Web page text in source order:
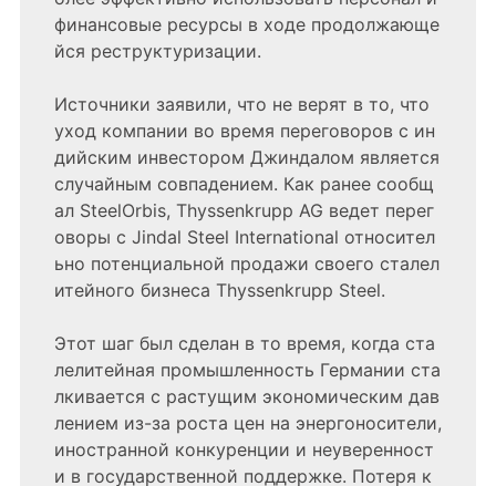
финансовые ресурсы в ходе продолжающе
йся реструктуризации.
Источники заявили, что не верят в то, что
уход компании во время переговоров с ин
дийским инвестором Джиндалом является
случайным совпадением. Как ранее сообщ
ал SteelOrbis, Thyssenkrupp AG ведет перег
оворы с Jindal Steel International относител
ьно потенциальной продажи своего сталел
итейного бизнеса Thyssenkrupp Steel.
Этот шаг был сделан в то время, когда ста
лелитейная промышленность Германии ста
лкивается с растущим экономическим дав
лением из-за роста цен на энергоносители,
иностранной конкуренции и неуверенност
и в государственной поддержке. Потеря к